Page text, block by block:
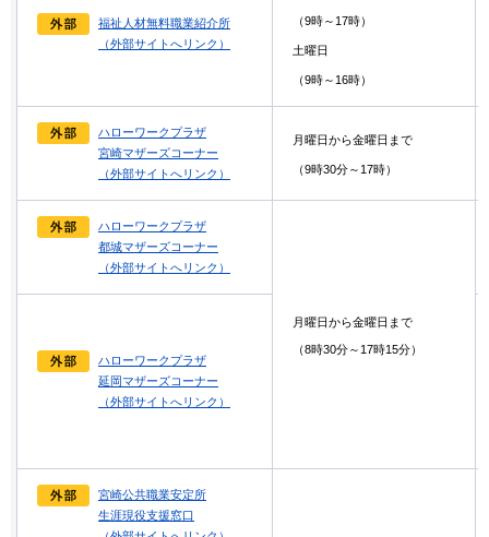
福祉人材無料職業紹介所
（外部サイトへリンク）
（9時～17時）
土曜日
（9時～16時）
ハローワークプラザ
宮崎マザーズコーナー
（外部サイトへリンク）
月曜日から金曜日まで
（9時30分～17時）
ハローワークプラザ
都城マザーズコーナー
（外部サイトへリンク）
月曜日から金曜日まで
（8時30分～17時15分）
ハローワークプラザ
延岡マザーズコーナー
（外部サイトへリンク）
宮崎公共職業安定所
生涯現役支援窓口